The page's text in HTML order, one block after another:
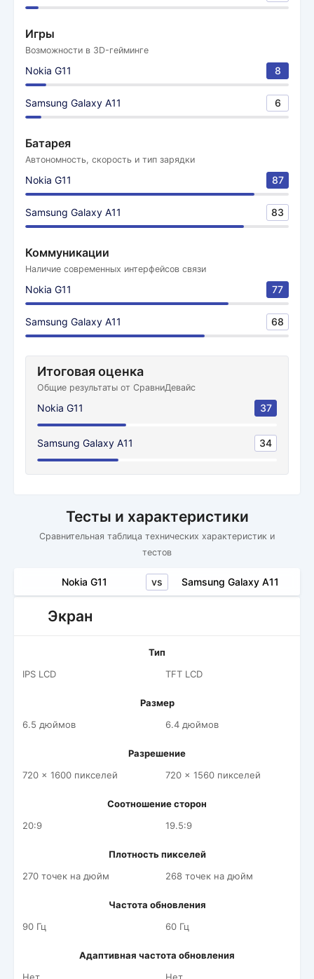
Игры
Возможности в 3D-гейминге
Nokia G11 8
Samsung Galaxy A11 6
Батарея
Автономность, скорость и тип зарядки
Nokia G11 87
Samsung Galaxy A11 83
Коммуникации
Наличие современных интерфейсов связи
Nokia G11 77
Samsung Galaxy A11 68
Итоговая оценка
Общие результаты от СравниДевайс
Nokia G11 37
Samsung Galaxy A11 34
Тесты и характеристики
Сравнительная таблица технических характеристик и
тестов
Nokia G11 vs Samsung Galaxy A11
Экран
Тип
IPS LCD
TFT LCD
Размер
6.5 дюймов
6.4 дюймов
Разрешение
720 x 1600 пикселей
720 x 1560 пикселей
Соотношение сторон
20:9
19.5:9
Плотность пикселей
270 точек на дюйм
268 точек на дюйм
Частота обновления
90 Гц
60 Гц
Адаптивная частота обновления